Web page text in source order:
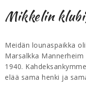
Mikkelin
Meidän lounaspaikka oli
Marsalkka
1940.
elää sama henki ja